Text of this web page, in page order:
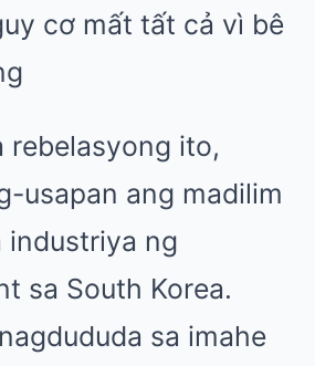
rebelasyong ito,
usapan ang madilim
industriya ng
sa South Korea.
sa imahe